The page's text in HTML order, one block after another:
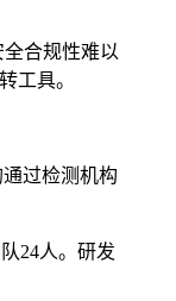
合规性难以
工具。
过检测机构
24人。研发